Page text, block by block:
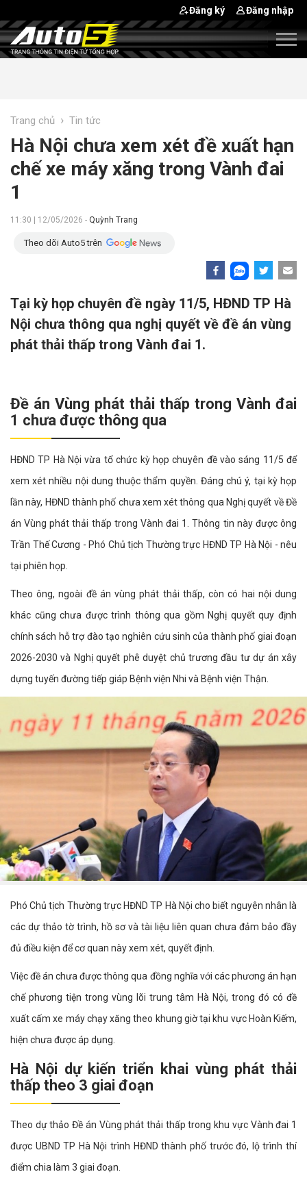
Đăng ký Đăng nhập
Trang chủ › Tin tức
Hà Nội chưa xem xét đề xuất hạn
chế xe máy xăng trong Vành đai
1
11:30 | 12/05/2026 - Quỳnh Trang
Theo dõi Auto5 trên
Tại kỳ họp chuyên đề ngày 11/5, HĐND TP Hà
Nội chưa thông qua nghị quyết về đề án vùng
phát thải thấp trong Vành đai 1.
Đề án Vùng phát thải thấp trong Vành đai
1 chưa được thông qua
HĐND TP Hà Nội vừa tổ chức kỳ họp chuyên đề vào sáng 11/5 để
xem xét nhiều nội dung thuộc thẩm quyền. Đáng chú ý, tại kỳ họp
lần này, HĐND thành phố chưa xem xét thông qua Nghị quyết về Đề
án Vùng phát thải thấp trong Vành đai 1. Thông tin này được ông
Trần Thế Cương - Phó Chủ tịch Thường trực HĐND TP Hà Nội - nêu
tại phiên họp.
Theo ông, ngoài đề án vùng phát thải thấp, còn có hai nội dung
khác cũng chưa được trình thông qua gồm Nghị quyết quy định
chính sách hỗ trợ đào tạo nghiên cứu sinh của thành phố giai đoạn
2026-2030 và Nghị quyết phê duyệt chủ trương đầu tư dự án xây
dựng tuyến đường tiếp giáp Bệnh viện Nhi và Bệnh viện Thận.
Phó Chủ tịch Thường trực HĐND TP Hà Nội cho biết nguyên nhân là
các dự thảo tờ trình, hồ sơ và tài liệu liên quan chưa đảm bảo đầy
đủ điều kiện để cơ quan này xem xét, quyết định.
Việc đề án chưa được thông qua đồng nghĩa với các phương án hạn
chế phương tiện trong vùng lõi trung tâm Hà Nội, trong đó có đề
xuất cấm xe máy chạy xăng theo khung giờ tại khu vực Hoàn Kiếm,
hiện chưa được áp dụng.
Hà Nội dự kiến triển khai vùng phát thải
thấp theo 3 giai đoạn
Theo dự thảo Đề án Vùng phát thải thấp trong khu vực Vành đai 1
được UBND TP Hà Nội trình HĐND thành phố trước đó, lộ trình thí
điểm chia làm 3 giai đoạn.